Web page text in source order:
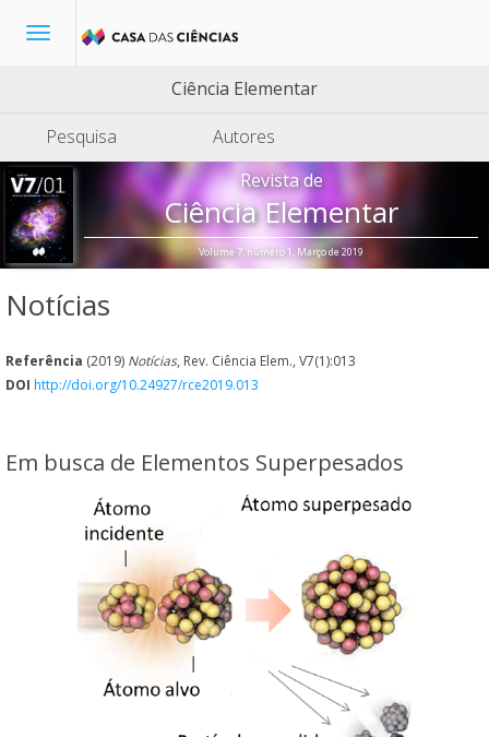
Toggle
Ciência Elementar
Pesquisa
Autores
Revista de
Ciência Elementar
Volume 7, número 1, Março de 2019
Notícias
Referência (2019) Notícias, Rev. Ciência Elem., V7(1):013
DOI http://doi.org/10.24927/rce2019.013
Em busca de Elementos Superpesados